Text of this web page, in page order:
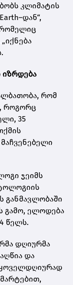
კლიმატის
რომ
როგორც
35
ჯეიმს
განმავლობაში
გამო, ელოდება
წელს.
დღიურმა
და